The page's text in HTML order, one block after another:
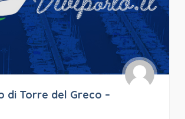
di Torre del Greco –